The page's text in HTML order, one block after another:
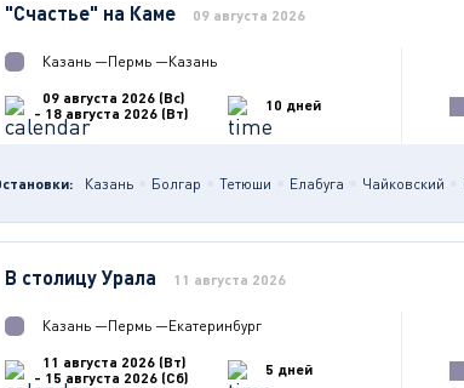
"Счастье" на Каме 09 августа 2026
Казань —Пермь —Казань
09 августа 2026 (Вс)
- 18 августа 2026 (Вт)
10 дней
Казань Болгар Тетюши Елабуга Чайковский
В столицу Урала 11 августа 2026
Казань —Пермь —Екатеринбург
11 августа 2026 (Вт)
- 15 августа 2026 (Сб)
5 дней